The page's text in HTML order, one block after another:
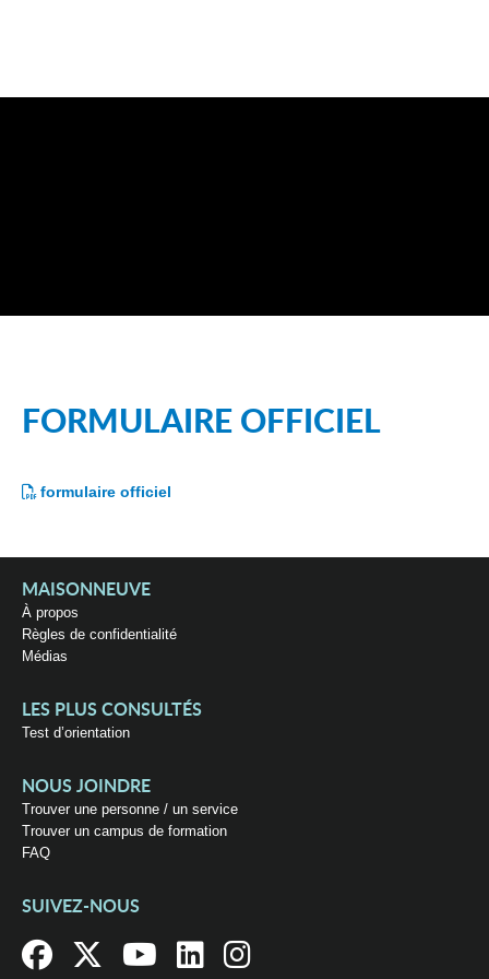
FORMULAIRE OFFICIEL
formulaire officiel
MAISONNEUVE
À propos
Règles de confidentialité
Médias
LES PLUS CONSULTÉS
Test d’orientation
NOUS JOINDRE
Trouver une personne / un service
Trouver un campus de formation
FAQ
SUIVEZ-NOUS